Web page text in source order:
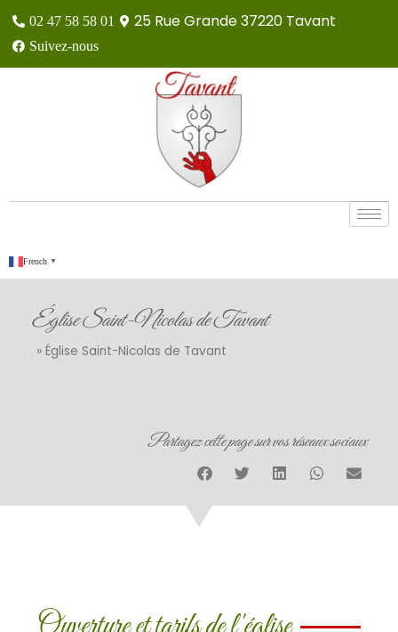
02 47 58 58 01 25 Rue Grande 37220 Tavant
Suivez-nous
French ▼
Église Saint-Nicolas de Tavant
» Église Saint-Nicolas de Tavant
Partagez cette page sur vos réseaux sociaux